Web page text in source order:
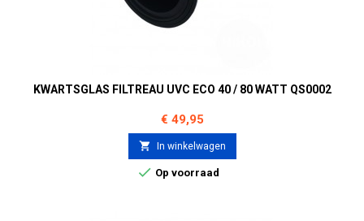
KWARTSGLAS FILTREAU UVC ECO 40 / 80 WATT QS0002
Prijs
€ 49,95
 In winkelwagen
 Op voorraad